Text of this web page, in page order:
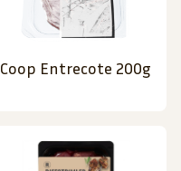
Coop Entrecote 200g